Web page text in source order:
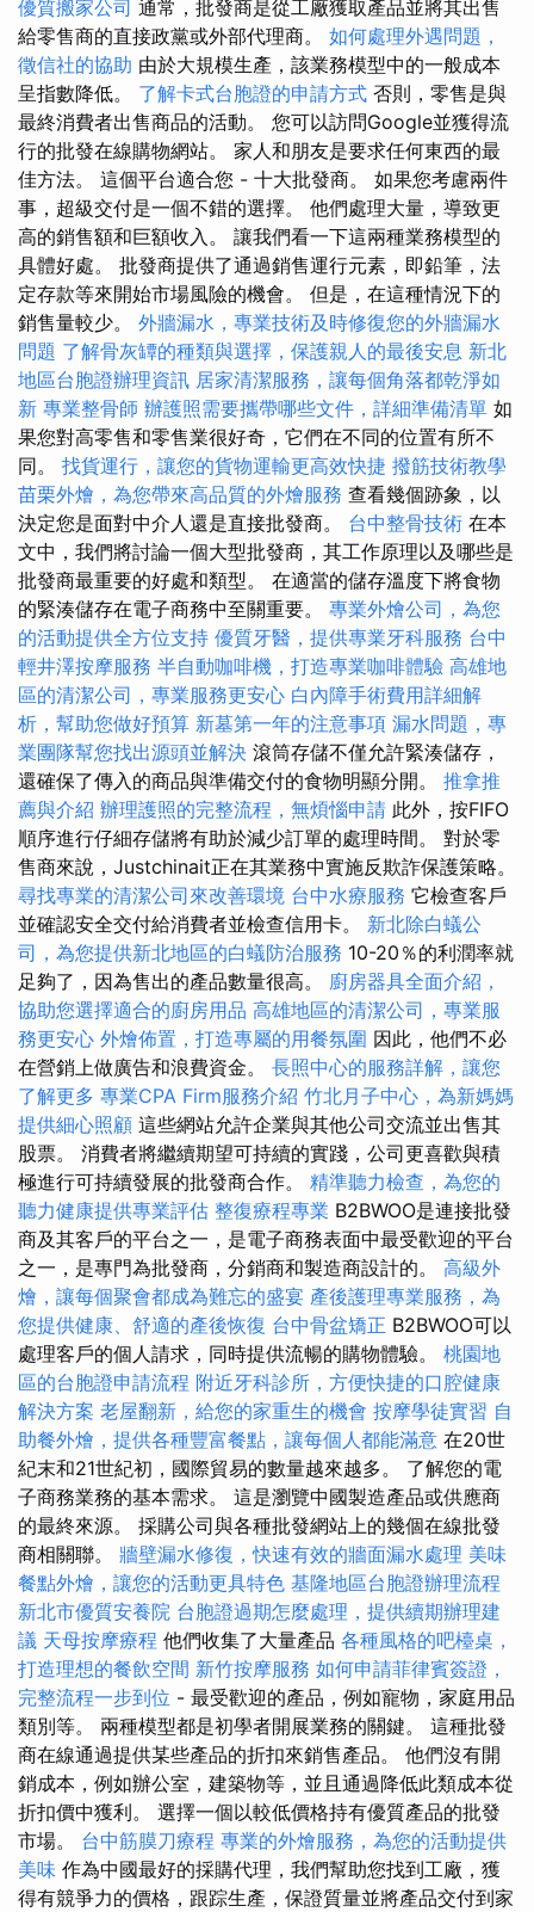
優質搬家公司 通常，批發商是從工廠獲取產品並將其出售
給零售商的直接政黨或外部代理商。 如何處理外遇問題，
徵信社的協助 由於大規模生產，該業務模型中的一般成本
呈指數降低。 了解卡式台胞證的申請方式 否則，零售是與
最終消費者出售商品的活動。 您可以訪問Google並獲得流
行的批發在線購物網站。 家人和朋友是要求任何東西的最
佳方法。 這個平台適合您 - 十大批發商。 如果您考慮兩件
事，超級交付是一個不錯的選擇。 他們處理大量，導致更
高的銷售額和巨額收入。 讓我們看一下這兩種業務模型的
具體好處。 批發商提供了通過銷售運行元素，即鉛筆，法
定存款等來開始市場風險的機會。 但是，在這種情況下的
銷售量較少。 外牆漏水，專業技術及時修復您的外牆漏水
問題 了解骨灰罈的種類與選擇，保護親人的最後安息 新北
地區台胞證辦理資訊 居家清潔服務，讓每個角落都乾淨如
新 專業整骨師 辦護照需要攜帶哪些文件，詳細準備清單 如
果您對高零售和零售業很好奇，它們在不同的位置有所不
同。 找貨運行，讓您的貨物運輸更高效快捷 撥筋技術教學
苗栗外燴，為您帶來高品質的外燴服務 查看幾個跡象，以
決定您是面對中介人還是直接批發商。 台中整骨技術 在本
文中，我們將討論一個大型批發商，其工作原理以及哪些是
批發商最重要的好處和類型。 在適當的儲存溫度下將食物
的緊湊儲存在電子商務中至關重要。 專業外燴公司，為您
的活動提供全方位支持 優質牙醫，提供專業牙科服務 台中
輕井澤按摩服務 半自動咖啡機，打造專業咖啡體驗 高雄地
區的清潔公司，專業服務更安心 白內障手術費用詳細解
析，幫助您做好預算 新墓第一年的注意事項 漏水問題，專
業團隊幫您找出源頭並解決 滾筒存儲不僅允許緊湊儲存，
還確保了傳入的商品與準備交付的食物明顯分開。 推拿推
薦與介紹 辦理護照的完整流程，無煩惱申請 此外，按FIFO
順序進行仔細存儲將有助於減少訂單的處理時間。 對於零
售商來說，Justchinait正在其業務中實施反欺詐保護策略。
尋找專業的清潔公司來改善環境 台中水療服務 它檢查客戶
並確認安全交付給消費者並檢查信用卡。 新北除白蟻公
司，為您提供新北地區的白蟻防治服務 10-20％的利潤率就
足夠了，因為售出的產品數量很高。 廚房器具全面介紹，
協助您選擇適合的廚房用品 高雄地區的清潔公司，專業服
務更安心 外燴佈置，打造專屬的用餐氛圍 因此，他們不必
在營銷上做廣告和浪費資金。 長照中心的服務詳解，讓您
了解更多 專業CPA Firm服務介紹 竹北月子中心，為新媽媽
提供細心照顧 這些網站允許企業與其他公司交流並出售其
股票。 消費者將繼續期望可持續的實踐，公司更喜歡與積
極進行可持續發展的批發商合作。 精準聽力檢查，為您的
聽力健康提供專業評估 整復療程專業 B2BWOO是連接批發
商及其客戶的平台之一，是電子商務表面中最受歡迎的平台
之一，是專門為批發商，分銷商和製造商設計的。 高級外
燴，讓每個聚會都成為難忘的盛宴 產後護理專業服務，為
您提供健康、舒適的產後恢復 台中骨盆矯正 B2BWOO可以
處理客戶的個人請求，同時提供流暢的購物體驗。 桃園地
區的台胞證申請流程 附近牙科診所，方便快捷的口腔健康
解決方案 老屋翻新，給您的家重生的機會 按摩學徒實習 自
助餐外燴，提供各種豐富餐點，讓每個人都能滿意 在20世
紀末和21世紀初，國際貿易的數量越來越多。 了解您的電
子商務業務的基本需求。 這是瀏覽中國製造產品或供應商
的最終來源。 採購公司與各種批發網站上的幾個在線批發
商相關聯。 牆壁漏水修復，快速有效的牆面漏水處理 美味
餐點外燴，讓您的活動更具特色 基隆地區台胞證辦理流程
新北市優質安養院 台胞證過期怎麼處理，提供續期辦理建
議 天母按摩療程 他們收集了大量產品 各種風格的吧檯桌，
打造理想的餐飲空間 新竹按摩服務 如何申請菲律賓簽證，
完整流程一步到位 - 最受歡迎的產品，例如寵物，家庭用品
類別等。 兩種模型都是初學者開展業務的關鍵。 這種批發
商在線通過提供某些產品的折扣來銷售產品。 他們沒有開
銷成本，例如辦公室，建築物等，並且通過降低此類成本從
折扣價中獲利。 選擇一個以較低價格持有優質產品的批發
市場。 台中筋膜刀療程 專業的外燴服務，為您的活動提供
美味 作為中國最好的採購代理，我們幫助您找到工廠，獲
得有競爭力的價格，跟踪生產，保證質量並將產品交付到家